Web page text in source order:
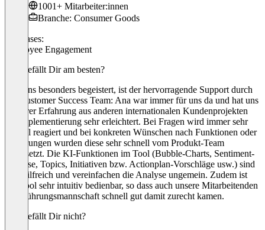
1001+ Mitarbeiter:innen
Branche: Consumer Goods
Use cases:
Employee Engagement
Was gefällt Dir am besten?
Was uns besonders begeistert, ist der hervorragende Support durch
das Customer Success Team: Ana war immer für uns da und hat uns
mit ihrer Erfahrung aus anderen internationalen Kundenprojekten
die Implementierung sehr erleichtert. Bei Fragen wird immer sehr
schnell reagiert und bei konkreten Wünschen nach Funktionen oder
Änderungen wurden diese sehr schnell vom Produkt-Team
umgesetzt. Die KI-Funktionen im Tool (Bubble-Charts, Sentiment-
Analyse, Topics, Initiativen bzw. Actionplan-Vorschläge usw.) sind
sehr hilfreich und vereinfachen die Analyse ungemein. Zudem ist
das Tool sehr intuitiv bedienbar, so dass auch unsere Mitarbeitenden
und Führungsmannschaft schnell gut damit zurecht kamen.
Was gefällt Dir nicht?